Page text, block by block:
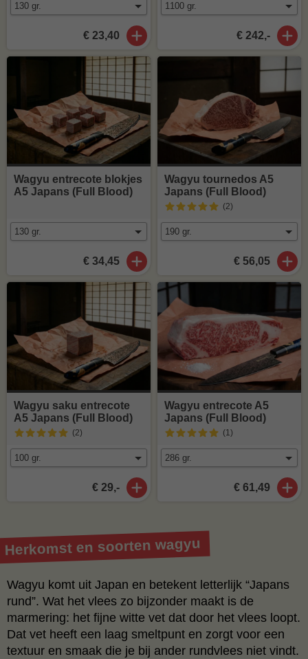
€ 23,40 € 242,-
Wagyu entrecote blokjes
A5 Japans (Full Blood)
€ 34,45
Wagyu tournedos A5
Japans (Full Blood)
(2)
€ 56,05
Wagyu saku entrecote
A5 Japans (Full Blood)
(2)
€ 29,-
Wagyu entrecote A5
Japans (Full Blood)
(1)
€ 61,49
Herkomst en soorten wagyu
Wagyu komt uit Japan en betekent letterlijk “Japans
rund”. Wat het vlees zo bijzonder maakt is de
marmering: het fijne witte vet dat door het vlees loopt.
Dat vet heeft een laag smeltpunt en zorgt voor een
textuur en smaak die je bij ander rundvlees niet vindt.